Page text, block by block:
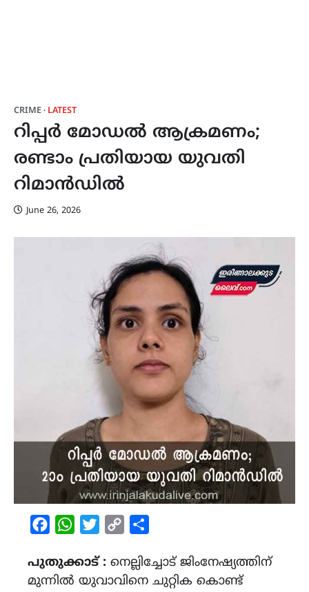
CRIME LATEST
റിപ്പർ മോഡൽ ആക്രമണം;
രണ്ടാം പ്രതിയായ യുവതി
റിമാൻഡിൽ
June 26, 2026
FacebookWhatsAppTwitterCopy
പുതുക്കാട് : നെല്ലിച്ചോട് ജിംനേഷ്യത്തിന്
മുന്നിൽ യുവാവിനെ ചുറ്റിക കൊണ്ട്